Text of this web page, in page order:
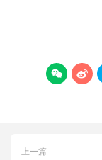
 
上一篇